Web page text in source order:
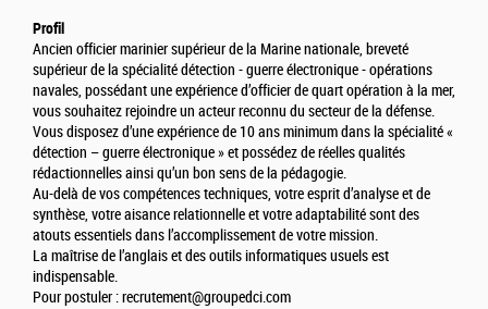
Profil
Ancien officier marinier supérieur de la Marine nationale, breveté
supérieur de la spécialité détection - guerre électronique - opérations
navales, possédant une expérience d’officier de quart opération à la mer,
vous souhaitez rejoindre un acteur reconnu du secteur de la défense.
Vous disposez d’une expérience de 10 ans minimum dans la spécialité «
détection – guerre électronique » et possédez de réelles qualités
rédactionnelles ainsi qu’un bon sens de la pédagogie.
Au-delà de vos compétences techniques, votre esprit d’analyse et de
synthèse, votre aisance relationnelle et votre adaptabilité sont des
atouts essentiels dans l’accomplissement de votre mission.
La maîtrise de l’anglais et des outils informatiques usuels est
indispensable.
Pour postuler : recrutement@groupedci.com